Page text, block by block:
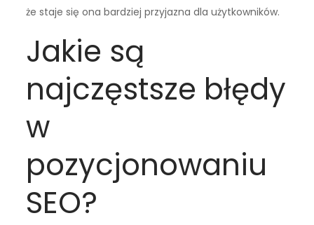
że staje się ona bardziej przyjazna dla użytkowników.
Jakie są
najczęstsze błędy
w
pozycjonowaniu
SEO?